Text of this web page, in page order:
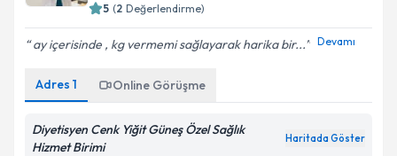
5 (2 Değerlendirme)
ay içerisinde , kg vermemi sağlayarak harika bir... Devamı
Adres 1 Online Görüşme
Diyetisyen Cenk Yiğit Güneş Özel Sağlık
Hizmet Birimi
Haritada Göster